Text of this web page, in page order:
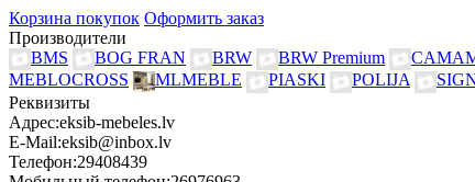
Корзина покупок Оформить заказ
Производители
BMS
BOG FRAN BRW BRW Premium
MEBLOCROSS
MLMEBLE PIASKI POLIJA
Реквизиты
Адрес:eksib-mebeles.lv
E-Mail:eksib@inbox.lv
Телефон:29408439